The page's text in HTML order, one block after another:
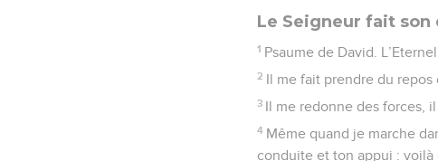
Le Seigneur fait
1 Psaume de David.
2 Il me fait prendre du repos
3 Il me redonne des forces,
4 Même quand je marche
conduite et ton appui : voilà